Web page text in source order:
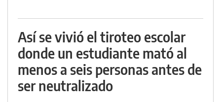
Así se vivió el tiroteo escolar
donde un estudiante mató al
menos a seis personas antes de
ser neutralizado